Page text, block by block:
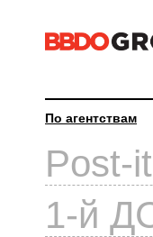
По агентствам
Post-it
1-й